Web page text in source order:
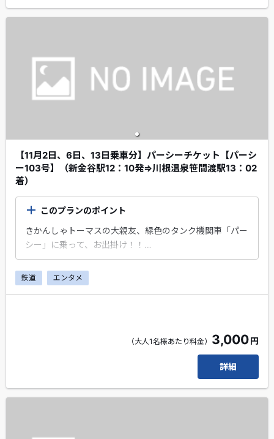
【11月2日、6日、13日乗車分】パーシーチケット【パーシ
ー103号】（新金谷駅12：10発⇒川根温泉笹間渡駅13：02
着）
このプランのポイント
きかんしゃトーマスの大親友、緑色のタンク機関車「パー
シー」に乗って、お出掛け！！
大井川本線の「新金谷駅」から出発！「川根温泉笹間渡
駅」まで乗車するプランです。※乗車券は、金谷駅から有
線路を駆け抜けるパーシーの、力強い走りをぜひお楽しみ
鉄道 エンタメ
（大人1名様あたり料金） 3,000円
詳細